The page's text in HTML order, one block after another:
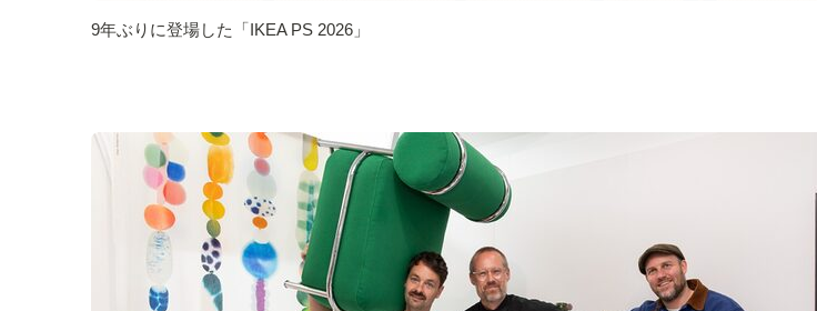
9年ぶりに登場した「IKEA PS 2026」